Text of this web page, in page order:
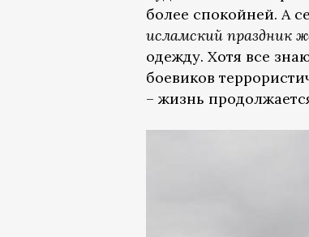
более спокойней. А
исламский праздник
одежду. Хотя все
боевиков
– жизнь